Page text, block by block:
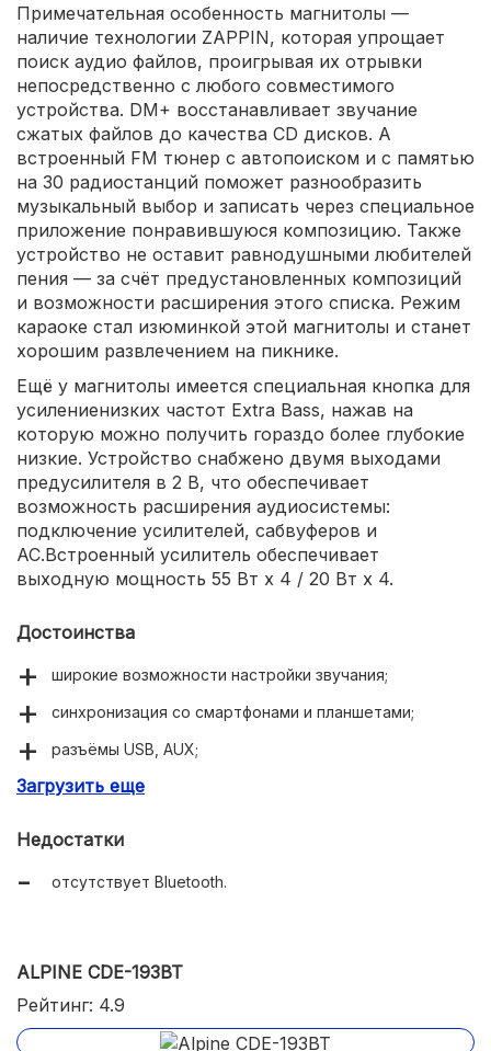
Примечательная особенность магнитолы —
наличие технологии ZAPPIN, которая упрощает
поиск аудио файлов, проигрывая их отрывки
непосредственно с любого совместимого
устройства. DM+ восстанавливает звучание
сжатых файлов до качества CD дисков. А
встроенный FM тюнер с автопоиском и с памятью
на 30 радиостанций поможет разнообразить
музыкальный выбор и записать через специальное
приложение понравившуюся композицию. Также
устройство не оставит равнодушными любителей
пения — за счёт предустановленных композиций
и возможности расширения этого списка. Режим
караоке стал изюминкой этой магнитолы и станет
хорошим развлечением на пикнике.
Ещё у магнитолы имеется специальная кнопка для
усилениенизких частот Extra Bass, нажав на
которую можно получить гораздо более глубокие
низкие. Устройство снабжено двумя выходами
предусилителя в 2 В, что обеспечивает
возможность расширения аудиосистемы:
подключение усилителей, сабвуферов и
АС.Встроенный усилитель обеспечивает
выходную мощность 55 Вт x 4 / 20 Вт x 4.
Достоинства
широкие возможности настройки звучания;
синхронизация со смартфонами и планшетами;
разъёмы USB, AUX;
FM тюнер;
Загрузить еще
Недостатки
отсутствует Bluetooth.
ALPINE CDE-193BT
Рейтинг: 4.9